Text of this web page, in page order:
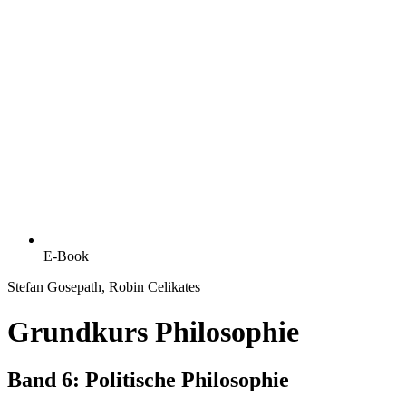
E-Book
Stefan Gosepath, Robin Celikates
Grundkurs Philosophie
Band 6: Politische Philosophie